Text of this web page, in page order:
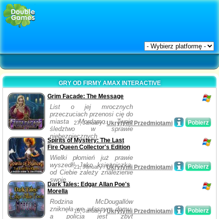
GRY OD FIRMY AMAX INTERACTIVE
Grim Facade: The Message
List o jej mrocznych
przeczuciach przenosi cię do
miasta Mordamo. Twoje
śledztwo w sprawie
niebezpiecznych ...
Pobierz
27, January /Ukrytymi Przedmiotami
Spirits of Mystery: The Last
Fire Queen Collector's Edition
Wielki płomień już prawie
wyszedł! Jako księżniczka,
od Ciebie zależy znalezienie
swoje...
Pobierz
21, January /Ukrytymi Przedmiotami
Dark Tales: Edgar Allan Poe's
Morella
Rodzina McDougallów
zniknęła we własnym domu,
a policja jest zbyt
Pobierz
15, January /Ukrytymi Przedmiotami